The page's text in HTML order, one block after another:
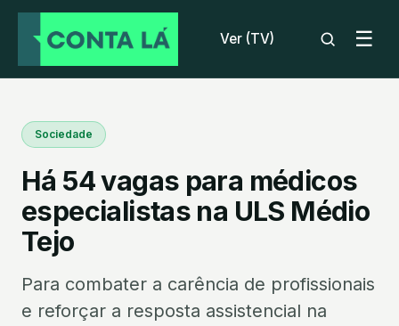
Ver (TV) ☰
Sociedade
Há 54 vagas para médicos
especialistas na ULS Médio
Tejo
Para combater a carência de profissionais
e reforçar a resposta assistencial na